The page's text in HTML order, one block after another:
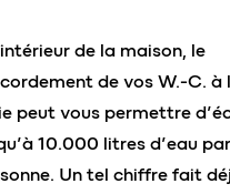
de la maison, le
de vos W.-C. à
peut vous permettre
10.000 litres d’eau
Un tel chiffre fait